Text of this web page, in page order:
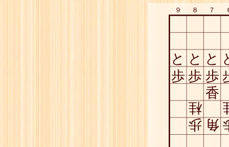
９ ８ ７
と と と
歩 歩 歩
香
桂
歩 角